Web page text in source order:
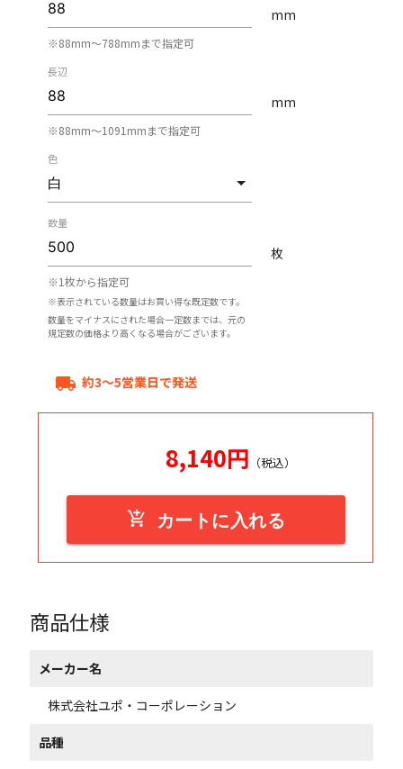
※88mm〜788mmまで指定可
mm
長辺
※88mm〜1091mmまで指定可
mm
色
数量
※1枚から指定可
※表示されている数量はお買い得な既定数です。
数量をマイナスにされた場合一定数までは、元の
規定数の価格より高くなる場合がございます。
枚
local_shipping 約3～5営業日で発送
8,140円 （税込）
add_shopping_cart カートに入れる
商品仕様
メーカー名
株式会社ユポ・コーポレーション
品種